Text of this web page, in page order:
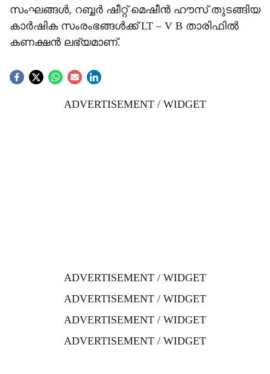
സംഘങ്ങൾ, റബ്ബർ ഷീറ്റ് മെഷീൻ ഹൗസ് തുടങ്ങിയ
കാർഷിക സംരംഭങ്ങൾക്ക് LT – V B താരിഫിൽ
കണക്ഷൻ ലഭ്യമാണ്.
ADVERTISEMENT / WIDGET
ADVERTISEMENT / WIDGET
ADVERTISEMENT / WIDGET
ADVERTISEMENT / WIDGET
ADVERTISEMENT / WIDGET